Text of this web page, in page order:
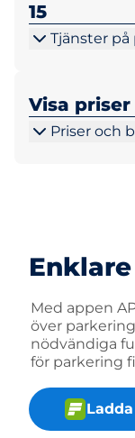
15
Tjänster
Visa priser
Priser och
Med appen
över
nödvändiga
för parkering